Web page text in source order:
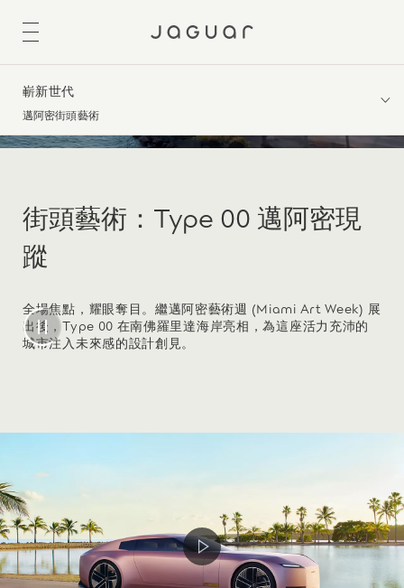
嶄新世代
邁阿密街頭藝術
街頭藝術：Type 00 邁阿密現
蹤
全場焦點，耀眼奪目。繼邁阿密藝術週 (Miami Art Week) 展
出後，Type 00 在南佛羅里達海岸亮相，為這座活力充沛的
城市注入未來感的設計創見。